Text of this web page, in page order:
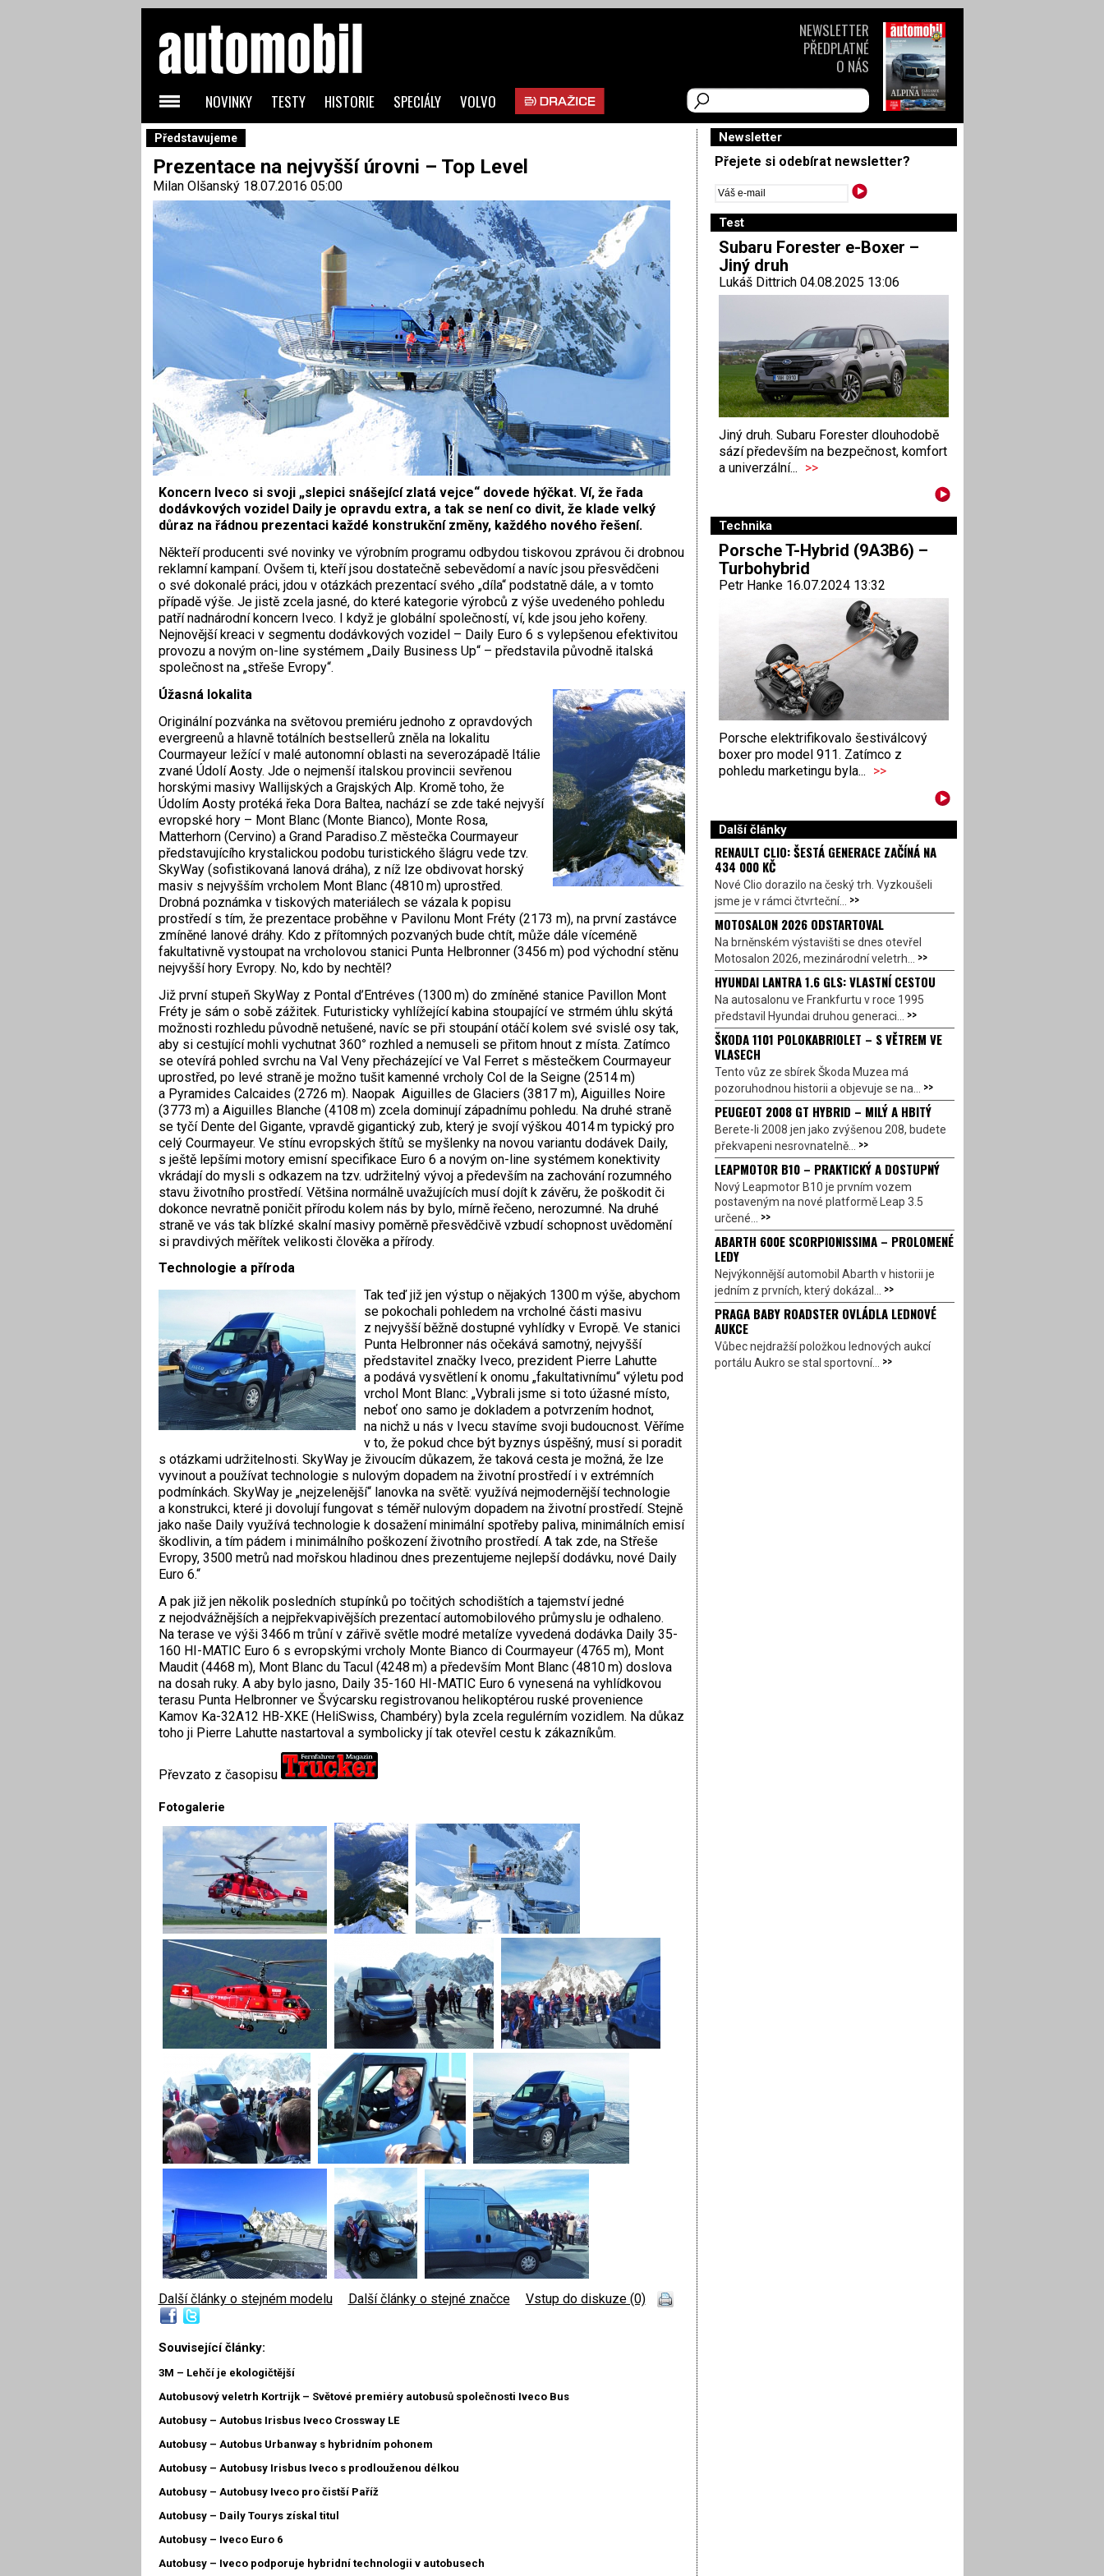
Představujeme
Prezentace na nejvyšší úrovni – Top Level
Milan Olšanský18.07.2016 05:00
Koncern Iveco si svoji „slepici snášející zlatá vejce“ dovede hýčkat. Ví, že řada
dodávkových vozidel Daily je opravdu extra, a tak se není co divit, že klade velký
důraz na řádnou prezentaci každé konstrukční změny, každého nového řešení.
Někteří producenti své novinky ve výrobním programu odbydou tiskovou zprávou či drobnou
reklamní kampaní. Ovšem ti, kteří jsou dostatečně sebevědomí a navíc jsou přesvědčeni
o své dokonalé práci, jdou v otázkách prezentací svého „díla“ podstatně dále, a v tomto
případě výše. Je jistě zcela jasné, do které kategorie výrobců z výše uvedeného pohledu
patří nadnárodní koncern Iveco. I když je globální společností, ví, kde jsou jeho kořeny.
Nejnovější kreaci v segmentu dodávkových vozidel – Daily Euro 6 s vylepšenou efektivitou
provozu a novým on-line systémem „Daily Business Up“ – představila původně italská
společnost na „střeše Evropy“.
Úžasná lokalita
Originální pozvánka na světovou premiéru jednoho z opravdových
evergreenů a hlavně totálních bestsellerů zněla na lokalitu
Courmayeur ležící v malé autonomní oblasti na severozápadě Itálie
zvané Údolí Aosty. Jde o nejmenší italskou provincii sevřenou
horskými masivy Wallijských a Grajských Alp. Kromě toho, že
Údolím Aosty protéká řeka Dora Baltea, nachází se zde také nejvyší
evropské hory – Mont Blanc (Monte Bianco), Monte Rosa,
Matterhorn (Cervino) a Grand Paradiso.Z městečka Courmayeur
představujícího krystalickou podobu turistického šlágru vede tzv.
SkyWay (sofistikovaná lanová dráha), z níž lze obdivovat horský
masiv s nejvyšším vrcholem Mont Blanc (4810 m) uprostřed.
Drobná poznámka v tiskových materiálech se vázala k popisu
prostředí s tím, že prezentace proběhne v Pavilonu Mont Fréty (2173 m), na první zastávce
zmíněné lanové dráhy. Kdo z přítomných pozvaných bude chtít, může dále víceméně
fakultativně vystoupat na vrcholovou stanici Punta Helbronner (3456 m) pod východní stěnu
nejvyšší hory Evropy. No, kdo by nechtěl?
Již první stupeň SkyWay z Pontal d’Entréves (1300 m) do zmíněné stanice Pavillon Mont
Fréty je sám o sobě zážitek. Futuristicky vyhlížející kabina stoupající ve strmém úhlu skýtá
možnosti rozhledu původně netušené, navíc se při stoupání otáčí kolem své svislé osy tak,
aby si cestující mohli vychutnat 360° rozhled a nemuseli se přitom hnout z místa. Zatímco
se otevírá pohled svrchu na Val Veny přecházející ve Val Ferret s městečkem Courmayeur
uprostřed, po levé straně je možno tušit kamenné vrcholy Col de la Seigne (2514 m)
a Pyramides Calcaides (2726 m). Naopak Aiguilles de Glaciers (3817 m), Aiguilles Noire
(3773 m) a Aiguilles Blanche (4108 m) zcela dominují západnímu pohledu. Na druhé straně
se tyčí Dente del Gigante, vpravdě gigantický zub, který je svojí výškou 4014 m typický pro
celý Courmayeur. Ve stínu evropských štítů se myšlenky na novou variantu dodávek Daily,
s ještě lepšími motory emisní specifikace Euro 6 a novým on-line systémem konektivity
vkrádají do mysli s odkazem na tzv. udržitelný vývoj a především na zachování rozumného
stavu životního prostředí. Většina normálně uvažujících musí dojít k závěru, že poškodit či
dokonce nevratně poničit přírodu kolem nás by bylo, mírně řečeno, nerozumné. Na druhé
straně ve vás tak blízké skalní masivy poměrně přesvědčivě vzbudí schopnost uvědomění
si pravdivých měřítek velikosti člověka a přírody.
Technologie a příroda
Tak teď již jen výstup o nějakých 1300 m výše, abychom
se pokochali pohledem na vrcholné části masivu
z nejvyšší běžně dostupné vyhlídky v Evropě. Ve stanici
Punta Helbronner nás očekává samotný, nejvyšší
představitel značky Iveco, prezident Pierre Lahutte
a podává vysvětlení k onomu „fakultativnímu“ výletu pod
vrchol Mont Blanc: „Vybrali jsme si toto úžasné místo,
neboť ono samo je dokladem a potvrzením hodnot,
na nichž u nás v Ivecu stavíme svoji budoucnost. Věříme
v to, že pokud chce být byznys úspěšný, musí si poradit
s otázkami udržitelnosti. SkyWay je živoucím důkazem, že taková cesta je možná, že lze
vyvinout a používat technologie s nulovým dopadem na životní prostředí i v extrémních
podmínkách. SkyWay je „nejzelenější“ lanovka na světě: využívá nejmodernější technologie
a konstrukci, které ji dovolují fungovat s téměř nulovým dopadem na životní prostředí. Stejně
jako naše Daily využívá technologie k dosažení minimální spotřeby paliva, minimálních emisí
škodlivin, a tím pádem i minimálního poškození životního prostředí. A tak zde, na Střeše
Evropy, 3500 metrů nad mořskou hladinou dnes prezentujeme nejlepší dodávku, nové Daily
Euro 6.“
A pak již jen několik posledních stupínků po točitých schodištích a tajemství jedné
z nejodvážnějších a nejpřekvapivějších prezentací automobilového průmyslu je odhaleno.
Na terase ve výši 3466 m trůní v zářivě světle modré metalíze vyvedená dodávka Daily 35-
160 HI-MATIC Euro 6 s evropskými vrcholy Monte Bianco di Courmayeur (4765 m), Mont
Maudit (4468 m), Mont Blanc du Tacul (4248 m) a především Mont Blanc (4810 m) doslova
na dosah ruky. A aby bylo jasno, Daily 35-160 HI-MATIC Euro 6 vynesená na vyhlídkovou
terasu Punta Helbronner ve Švýcarsku registrovanou helikoptérou ruské provenience
Kamov Ka-32A12 HB-XKE (HeliSwiss, Chambéry) byla zcela regulérním vozidlem. Na důkaz
toho ji Pierre Lahutte nastartoval a symbolicky jí tak otevřel cestu k zákazníkům.
Převzato z časopisu
Fotogalerie
Další články o stejném modelu Další články o stejné značce Vstup do diskuze (0)
Související články:
3M – Lehčí je ekologičtější
Autobusový veletrh Kortrijk – Světové premiéry autobusů společnosti Iveco Bus
Autobusy – Autobus Irisbus Iveco Crossway LE
Autobusy – Autobus Urbanway s hybridním pohonem
Autobusy – Autobusy Irisbus Iveco s prodlouženou délkou
Autobusy – Autobusy Iveco pro čistší Paříž
Autobusy – Daily Tourys získal titul
Autobusy – Iveco Euro 6
Autobusy – Iveco podporuje hybridní technologii v autobusech
Newsletter
Přejete si odebírat newsletter?
Test
Subaru Forester e-Boxer –
Jiný druh
Lukáš Dittrich 04.08.2025 13:06
Jiný druh. Subaru Forester dlouhodobě
sází především na bezpečnost, komfort
a univerzální... >>
Technika
Porsche T-Hybrid (9A3B6) –
Turbohybrid
Petr Hanke 16.07.2024 13:32
Porsche elektrifikovalo šestiválcový
boxer pro model 911. Zatímco z
pohledu marketingu byla... >>
Další články
RENAULT CLIO: ŠESTÁ GENERACE ZAČÍNÁ NA
434 000 KČ
Nové Clio dorazilo na český trh. Vyzkoušeli
jsme je v rámci čtvrteční... >>
MOTOSALON 2026 ODSTARTOVAL
Na brněnském výstavišti se dnes otevřel
Motosalon 2026, mezinárodní veletrh... >>
HYUNDAI LANTRA 1.6 GLS: VLASTNÍ CESTOU
Na autosalonu ve Frankfurtu v roce 1995
představil Hyundai druhou generaci... >>
ŠKODA 1101 POLOKABRIOLET – S VĚTREM VE
VLASECH
Tento vůz ze sbírek Škoda Muzea má
pozoruhodnou historii a objevuje se na... >>
PEUGEOT 2008 GT HYBRID – MILÝ A HBITÝ
Berete-li 2008 jen jako zvýšenou 208, budete
překvapeni nesrovnatelně... >>
LEAPMOTOR B10 – PRAKTICKÝ A DOSTUPNÝ
Nový Leapmotor B10 je prvním vozem
postaveným na nové platformě Leap 3.5
určené... >>
ABARTH 600E SCORPIONISSIMA – PROLOMENÉ
LEDY
Nejvýkonnější automobil Abarth v historii je
jedním z prvních, který dokázal... >>
PRAGA BABY ROADSTER OVLÁDLA LEDNOVÉ
AUKCE
Vůbec nejdražší položkou lednových aukcí
portálu Aukro se stal sportovní... >>
NOVINKY TESTY HISTORIE SPECIÁLY VOLVO
NEWSLETTER
PŘEDPLATNÉ
O NÁS